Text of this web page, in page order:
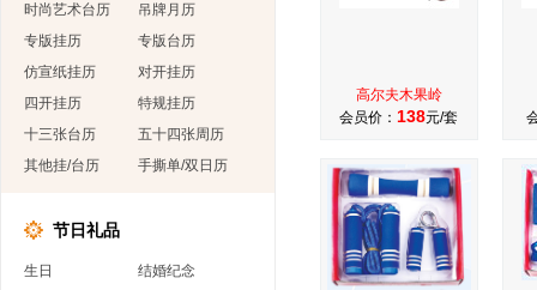
时尚艺术台历
吊牌月历
专版挂历
专版台历
仿宣纸挂历
对开挂历
四开挂历
特规挂历
十三张台历
五十四张周历
其他挂/台历
手撕单/双日历
节日礼品
生日
结婚纪念
高尔夫木果岭
会员价： 138元/套